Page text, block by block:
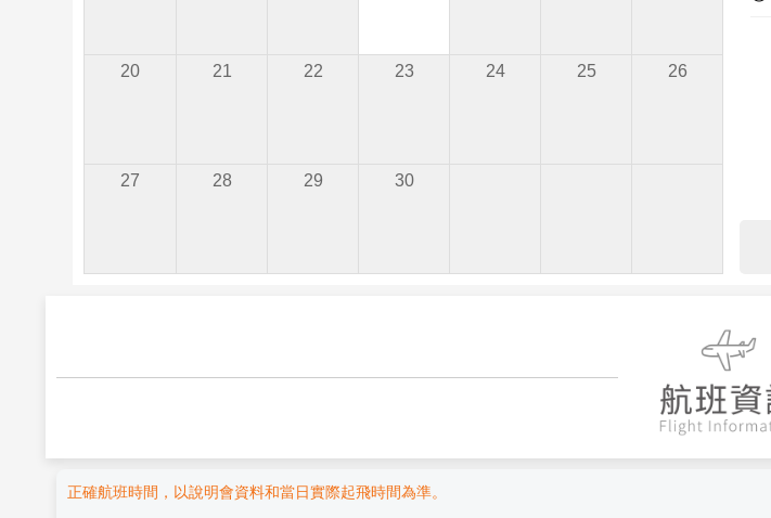
20 21 22 23 24 25 26
27 28 29 30
正確航班時間，以說明會資料和當日實際起飛時間為準。